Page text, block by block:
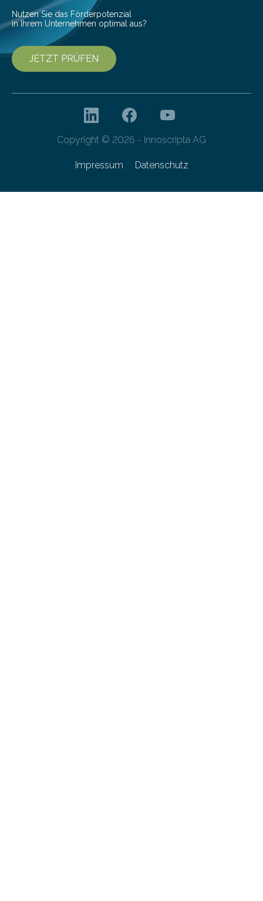
Nutzen Sie das Förderpotenzial
in Ihrem Unternehmen optimal aus?
JETZT PRÜFEN
Copyright © 2026 - innoscripta AG
Impressum Datenschutz